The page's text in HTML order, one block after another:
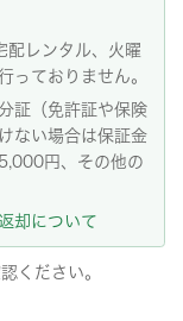
配レンタル、火曜
っておりません。
証（免許証や保険
ない場合は保証金
円、その他の
却について
ください。